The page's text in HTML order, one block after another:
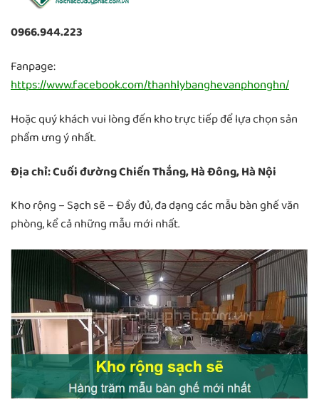
0966.944.223
Fanpage:
https://www.facebook.com/thanhlybanghevanphonghn/
Hoặc quý khách vui lòng đến kho trực tiếp để lựa chọn sản
phẩm ưng ý nhất.
Địa chỉ: Cuối đường Chiến Thắng, Hà Đông, Hà Nội
Kho rộng – Sạch sẽ – Đầy đủ, đa dạng các mẫu bàn ghế văn
phòng, kể cả những mẫu mới nhất.